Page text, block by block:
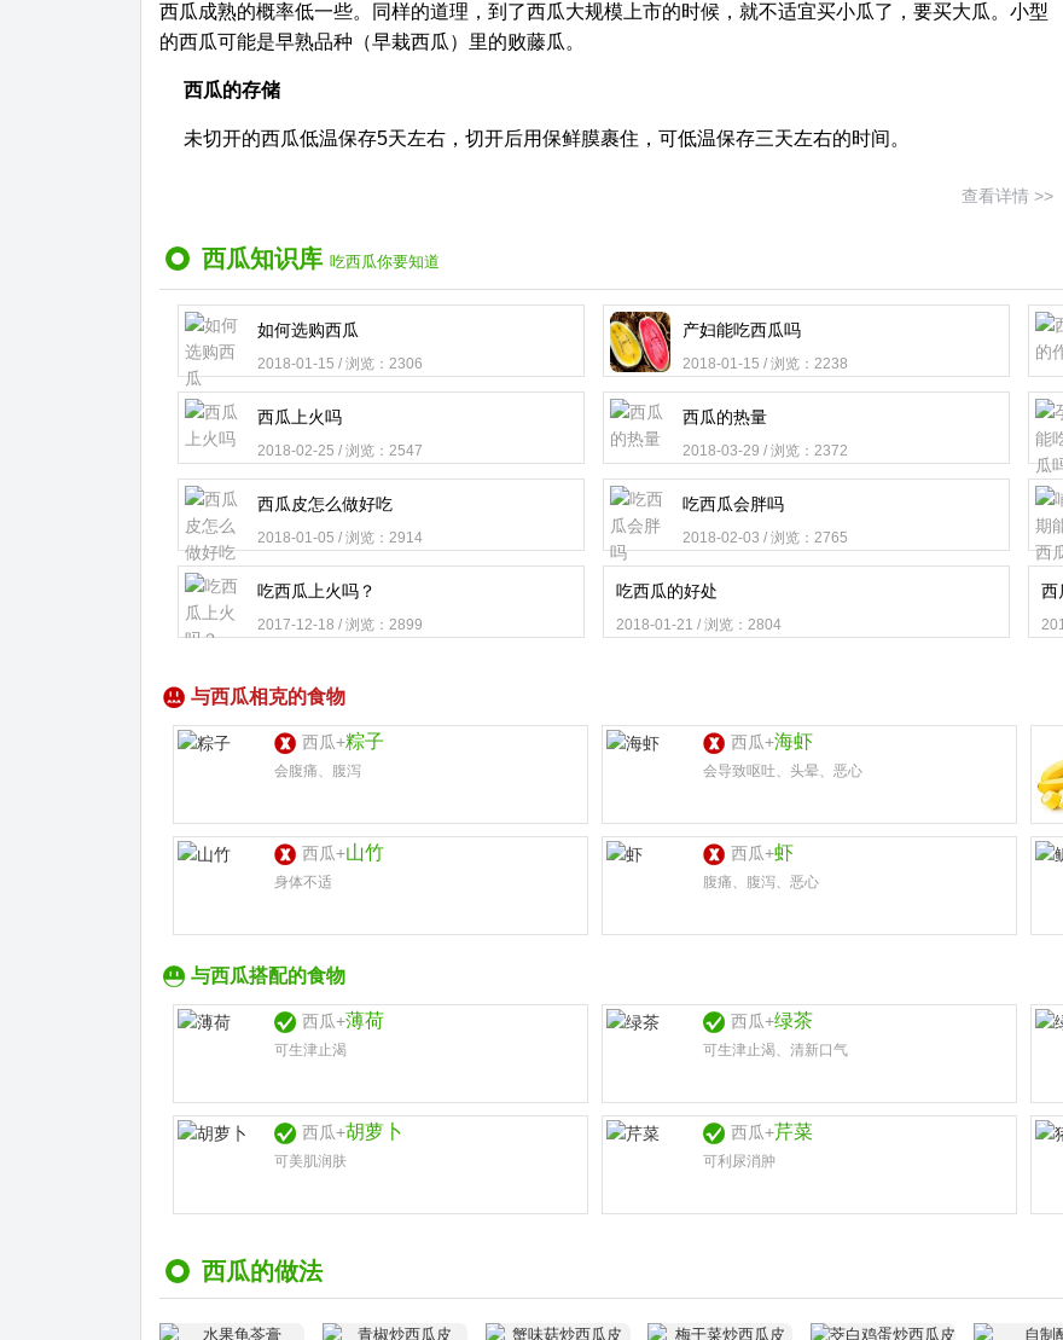
西瓜成熟的概率低一些。同样的道理，到了西瓜大规模上市的时候，就不适宜买小瓜了，要买大瓜。小型
的西瓜可能是早熟品种（早栽西瓜）里的败藤瓜。
西瓜的存储
未切开的西瓜低温保存5天左右，切开后用保鲜膜裹住，可低温保存三天左右的时间。
查看详情 >>
西瓜知识库 吃西瓜你要知道
如何选购西瓜
2018-01-15 / 浏览：2306
产妇能吃西瓜吗
2018-01-15 / 浏览：2238
西瓜上火吗
2018-02-25 / 浏览：2547
西瓜的热量
2018-03-29 / 浏览：2372
西瓜皮怎么做好吃
2018-01-05 / 浏览：2914
吃西瓜会胖吗
2018-02-03 / 浏览：2765
吃西瓜上火吗？
2017-12-18 / 浏览：2899
吃西瓜的好处
2018-01-21 / 浏览：2804
西
与西瓜相克的食物
西瓜+粽子
会腹痛、腹泻
西瓜+海虾
会导致呕吐、头晕、恶心
西瓜+山竹
身体不适
西瓜+虾
腹痛、腹泻、恶心
与西瓜搭配的食物
西瓜+薄荷
可生津止渴
西瓜+绿茶
可生津止渴、清新口气
西瓜+胡萝卜
可美肌润肤
西瓜+芹菜
可利尿消肿
西瓜的做法